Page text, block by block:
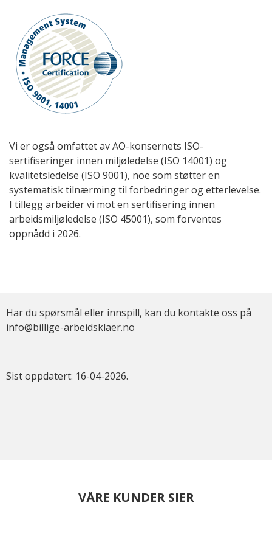
Vi er også omfattet av AO-konsernets ISO-
sertifiseringer innen miljøledelse (ISO 14001) og
kvalitetsledelse (ISO 9001), noe som støtter en
systematisk tilnærming til forbedringer og etterlevelse.
I tillegg arbeider vi mot en sertifisering innen
arbeidsmiljøledelse (ISO 45001), som forventes
oppnådd i 2026.
Har du spørsmål eller innspill, kan du kontakte oss på
info@billige-arbeidsklaer.no
Sist oppdatert: 16-04-2026.
VÅRE KUNDER SIER